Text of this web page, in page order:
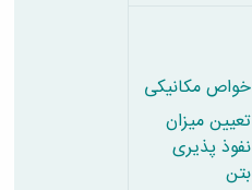
خواص مکانیکی
تعیین میزان
نفوذ پذیری
بتن